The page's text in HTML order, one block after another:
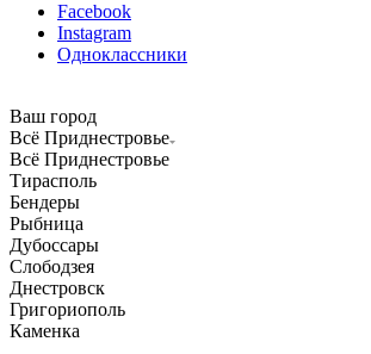
Facebook
Instagram
Одноклассники
Ваш город
Всё Приднестровье
Всё Приднестровье
Тирасполь
Бендеры
Рыбница
Дубоссары
Слободзея
Днестровск
Григориополь
Каменка